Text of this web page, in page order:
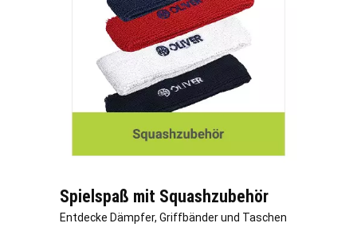
Spielspaß mit Squashzubehör
Entdecke Dämpfer, Griffbänder und Taschen